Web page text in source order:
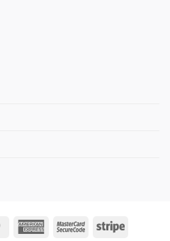
MasterCardAmericanMasterCardStripe